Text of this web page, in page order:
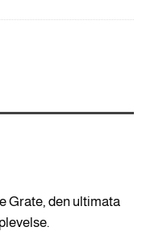
Grate, den ultimata